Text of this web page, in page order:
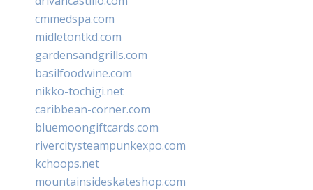
cmmedspa.com
midletontkd.com
gardensandgrills.com
basilfoodwine.com
nikko-tochigi.net
caribbean-corner.com
bluemoongiftcards.com
rivercitysteampunkexpo.com
kchoops.net
mountainsideskateshop.com